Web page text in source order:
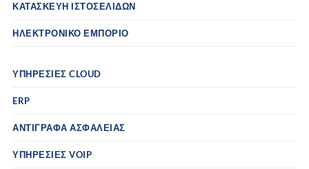
ΚΑΤΑΣΚΕΥΉ ΙΣΤΟΣΕΛΊΔΩΝ
ΗΛΕΚΤΡΟΝΙΚΌ ΕΜΠΌΡΙΟ
ΥΠΗΡΕΣΊΕΣ CLOUD
ERP
ΑΝΤΊΓΡΑΦΑ ΑΣΦΑΛΕΊΑΣ
ΥΠΗΡΕΣΊΕΣ VOIP